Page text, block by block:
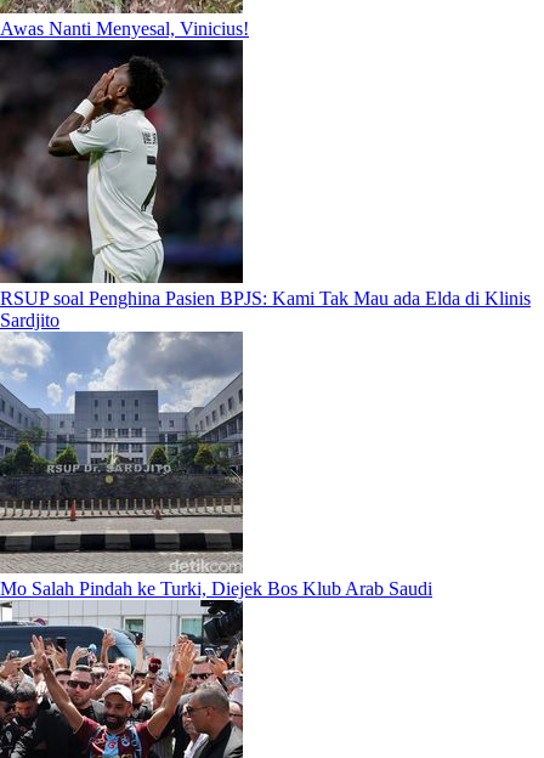
Awas Nanti Menyesal, Vinicius!
RSUP soal Penghina Pasien BPJS: Kami Tak Mau ada Elda di Klinis
Sardjito
Mo Salah Pindah ke Turki, Diejek Bos Klub Arab Saudi